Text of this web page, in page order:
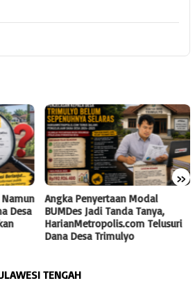
»
Desa
Angka Penyertaan Modal
BUMDes Jadi Tanda Tanya,
HarianMetropolis.com Telusuri
Dana Desa Trimulyo
TENGAH